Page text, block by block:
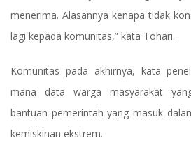
menerima. Alasannya kenapa tidak
lagi kepada komunitas,” kata Tohari.
Komunitas pada akhirnya, kata
mana data warga masyarakat
bantuan pemerintah yang masuk
kemiskinan ekstrem.